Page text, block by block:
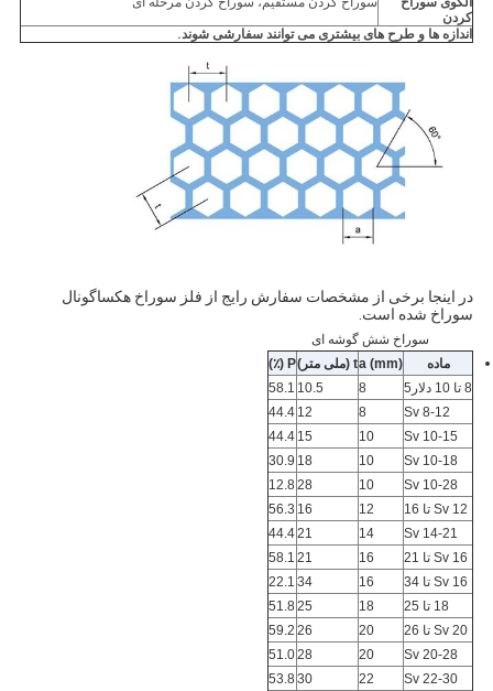
کردن
اندازه ها و طرح های بیشتری می توانند سفارشی شوند.
در اینجا برخی از مشخصات سفارش رایج از فلز سوراخ هکساگونال
سوراخ شده است.
سوراخ شش گوشه ای
ماده
a (mm)t (ملی متر)
P (٪)
8 تا 10 دلار5
8
10.5
58.1
Sv 8-12
8
12
44.4
Sv 10-15
10
15
44.4
Sv 10-18
10
18
30.9
Sv 10-28
10
28
12.8
Sv 12 تا 16
12
16
56.3
Sv 14-21
14
21
44.4
Sv 16 تا 21
16
21
58.1
Sv 16 تا 34
16
34
22.1
18 تا 25
18
25
51.8
Sv 20 تا 26
20
26
59.2
Sv 20-28
20
28
51.0
Sv 22-30
22
30
53.8